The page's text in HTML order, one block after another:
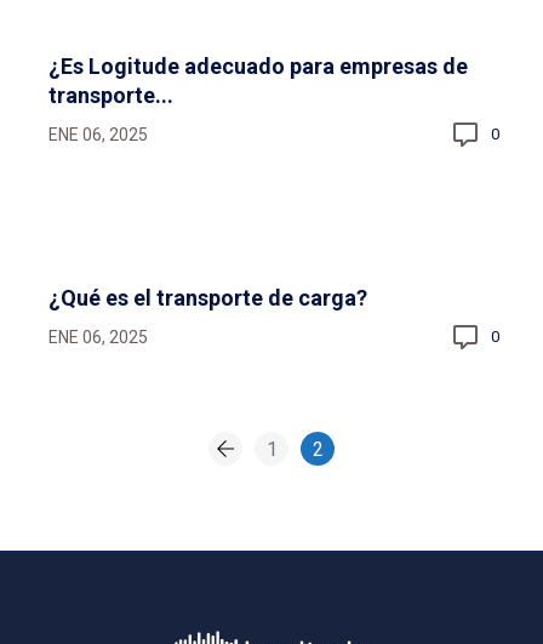
¿Es Logitude adecuado para empresas de
transporte...
ENE 06, 2025 0
¿Qué es el transporte de carga?
ENE 06, 2025 0
1 2